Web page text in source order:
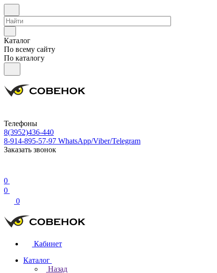
Каталог
По всему сайту
По каталогу
Телефоны
8(3952)436-440
8-914-895-57-97 WhatsApp/Viber/Telegram
Заказать звонок
0
0
0
Кабинет
Каталог
Назад